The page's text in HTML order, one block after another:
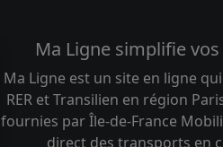
Ma Ligne simplifie
Ma Ligne est un site en ligne
RER et Transilien en région
fournies par Île-de-France
direct des transports en